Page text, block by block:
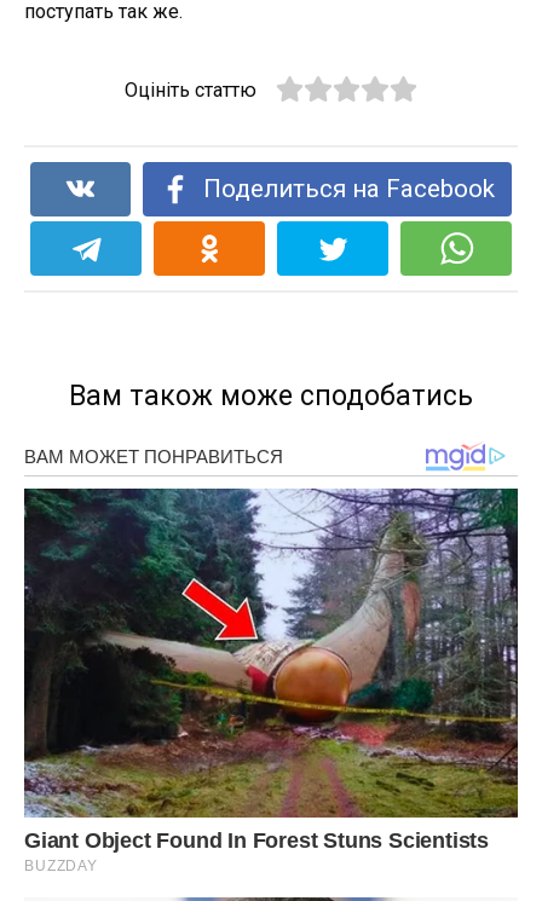
поступать так же.
Оцініть статтю
Поделиться на Facebook
Вам також може сподобатись